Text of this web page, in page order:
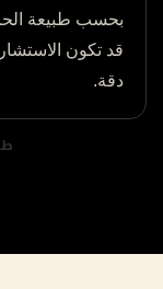
بحسب طبيعة
قد تكون
دقة.